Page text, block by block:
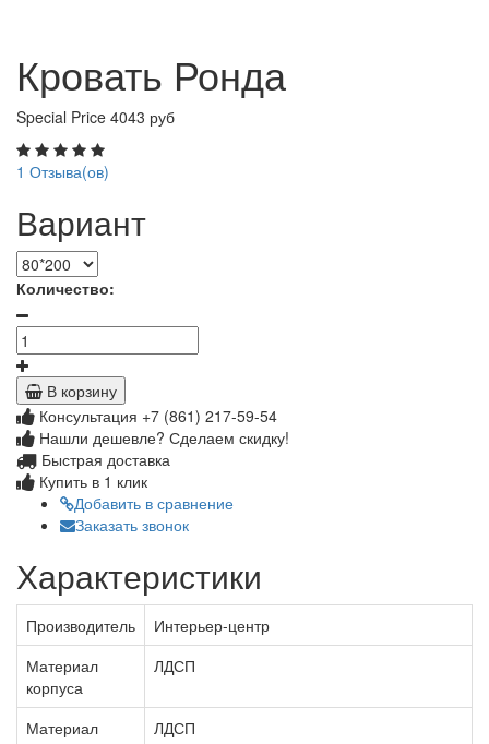
Кровать Ронда
Special Price 4043 руб
1 Отзыва(ов)
Вариант
Количество:
В корзину
Консультация +7 (861) 217-59-54
Нашли дешевле? Сделаем скидку!
Быстрая доставка
Купить в 1 клик
Добавить в сравнение
Заказать звонок
Характеристики
Производитель
Интерьер-центр
Материал
корпуса
ЛДСП
Материал
ЛДСП